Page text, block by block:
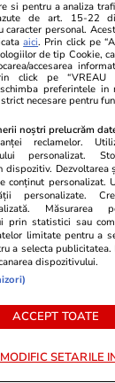
pregătit
este scos la
este
un alt proiect
dezvăluie
Palatul
si pentru a analiza
de art. 15-22
caracter personal.
aici. Prin click pe
de tip Cookie,
accesarea
click pe “VREAU
schimba preferintele
necesare pentru
noștri prelucrăm
reclamelor.
personalizat.
dispozitiv. Dezvoltarea
conținut personalizat.
personalizate.
Măsurarea
prin statistici sau
limitate pentru a
a selecta publicitatea.
dispozitivului.
ACCEPT TOATE
SETARILE